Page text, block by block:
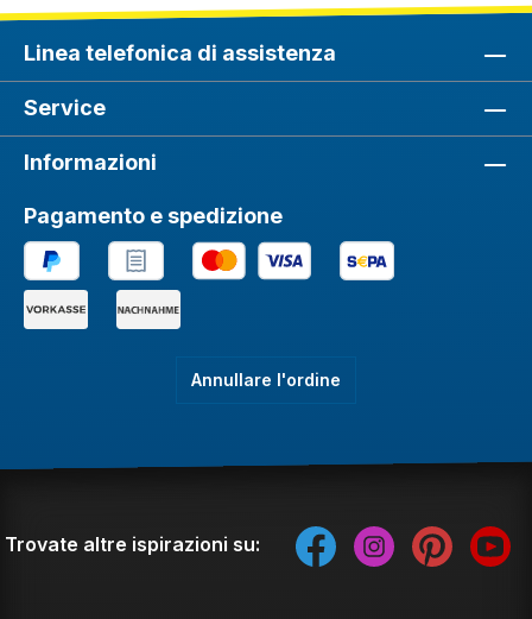
Linea telefonica di assistenza
Service
Informazioni
Pagamento e spedizione
Annullare l'ordine
Trovate altre ispirazioni su: